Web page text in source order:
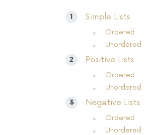
Simple Lists
Ordered
Unordered
Positive Lists
Ordered
Unordered
Negative Lists
Ordered
Unordered